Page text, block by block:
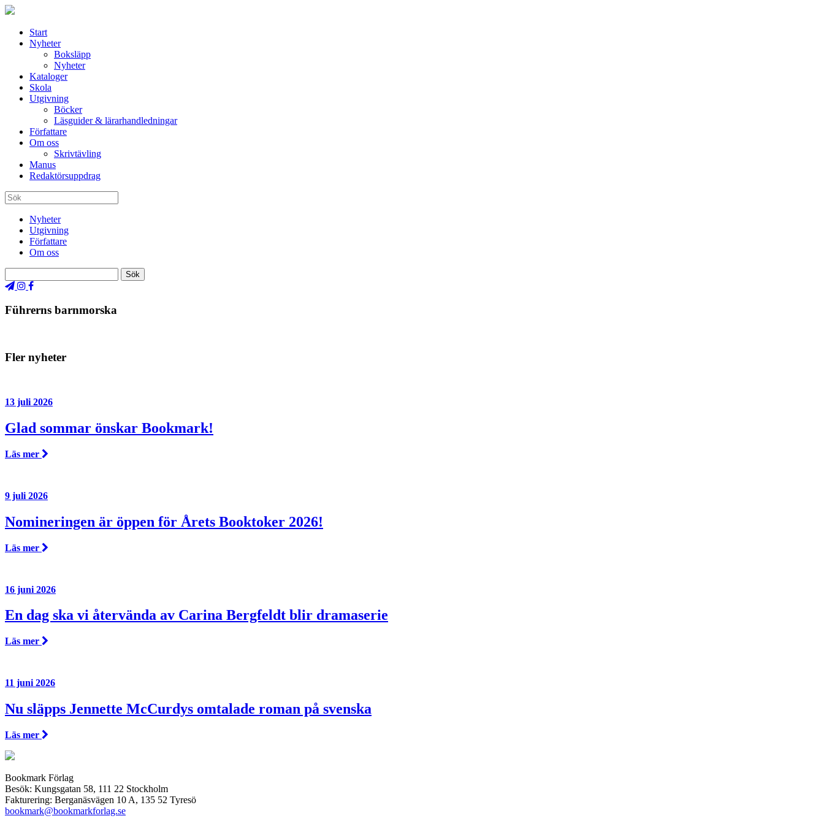
Start
Nyheter
Boksläpp
Nyheter
Kataloger
Skola
Utgivning
Böcker
Läsguider & lärarhandledningar
Författare
Om oss
Skrivtävling
Manus
Redaktörsuppdrag
Nyheter
Utgivning
Författare
Om oss
Führerns barnmorska
Fler nyheter
13 juli 2026
Glad sommar önskar Bookmark!
Läs mer
9 juli 2026
Nomineringen är öppen för Årets Booktoker 2026!
Läs mer
16 juni 2026
En dag ska vi återvända av Carina Bergfeldt blir dramaserie
Läs mer
11 juni 2026
Nu släpps Jennette McCurdys omtalade roman på svenska
Läs mer
Bookmark Förlag
Besök: Kungsgatan 58, 111 22 Stockholm
Fakturering: Berganäsvägen 10 A, 135 52 Tyresö
bookmark@bookmarkforlag.se